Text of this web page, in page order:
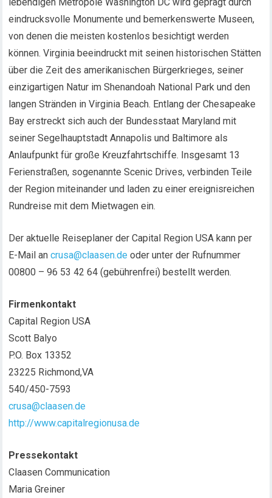
eindrucksvolle Monumente und bemerkenswerte Museen,
von denen die meisten kostenlos besichtigt werden
können. Virginia beeindruckt mit seinen historischen Stätten
über die Zeit des amerikanischen Bürgerkrieges, seiner
einzigartigen Natur im Shenandoah National Park und den
langen Stränden in Virginia Beach. Entlang der Chesapeake
Bay erstreckt sich auch der Bundesstaat Maryland mit
seiner Segelhauptstadt Annapolis und Baltimore als
Anlaufpunkt für große Kreuzfahrtschiffe. Insgesamt 13
Ferienstraßen, sogenannte Scenic Drives, verbinden Teile
der Region miteinander und laden zu einer ereignisreichen
Rundreise mit dem Mietwagen ein.
Der aktuelle Reiseplaner der Capital Region USA kann per
E-Mail ancrusa@claasen.de oder unter der Rufnummer
00800 – 96 53 42 64 (gebührenfrei) bestellt werden.
Firmenkontakt
Capital Region USA
Scott Balyo
P.O. Box 13352
23225 Richmond,VA
540/450-7593
crusa@claasen.de
http://www.capitalregionusa.de
Pressekontakt
Claasen Communication
Maria Greiner